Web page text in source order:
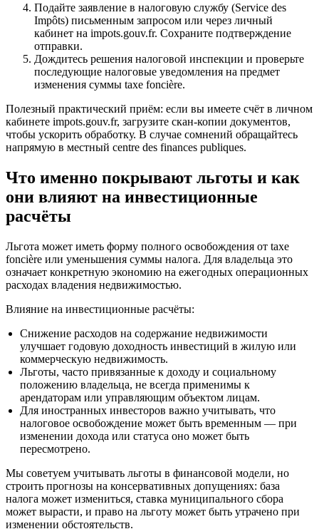
Подайте заявление в налоговую службу (Service des
Impôts) письменным запросом или через личный
кабинет на impots.gouv.fr. Сохраните подтверждение
отправки.
Дождитесь решения налоговой инспекции и проверьте
последующие налоговые уведомления на предмет
изменения суммы taxe foncière.
Полезный практический приём: если вы имеете счёт в личном
кабинете impots.gouv.fr, загрузите скан-копии документов,
чтобы ускорить обработку. В случае сомнений обращайтесь
напрямую в местный centre des finances publiques.
Что именно покрывают льготы и как
они влияют на инвестиционные
расчёты
Льгота может иметь форму полного освобождения от taxe
foncière или уменьшения суммы налога. Для владельца это
означает конкретную экономию на ежегодных операционных
расходах владения недвижимостью.
Влияние на инвестиционные расчёты:
Снижение расходов на содержание недвижимости
улучшает годовую доходность инвестиций в жилую или
коммерческую недвижимость.
Льготы, часто привязанные к доходу и социальному
положению владельца, не всегда применимы к
арендаторам или управляющим объектом лицам.
Для иностранных инвесторов важно учитывать, что
налоговое освобождение может быть временным — при
изменении дохода или статуса оно может быть
пересмотрено.
Мы советуем учитывать льготы в финансовой модели, но
строить прогнозы на консервативных допущениях: база
налога может измениться, ставка муниципального сбора
может вырасти, и право на льготу может быть утрачено при
изменении обстоятельств.